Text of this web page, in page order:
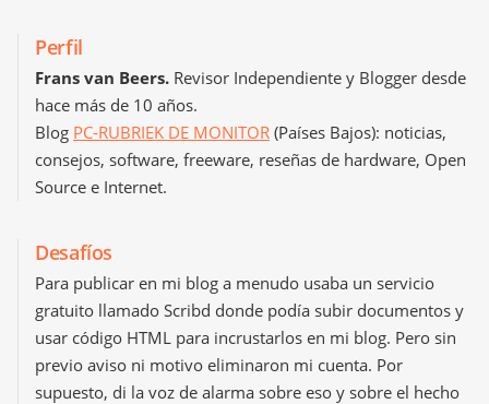
Perfil
Frans van Beers. Revisor Independiente y Blogger desde
hace más de 10 años.
Blog PC-RUBRIEK DE MONITOR (Países Bajos): noticias,
consejos, software, freeware, reseñas de hardware, Open
Source e Internet.
Desafíos
Para publicar en mi blog a menudo usaba un servicio
gratuito llamado Scribd donde podía subir documentos y
usar código HTML para incrustarlos en mi blog. Pero sin
previo aviso ni motivo eliminaron mi cuenta. Por
supuesto, di la voz de alarma sobre eso y sobre el hecho